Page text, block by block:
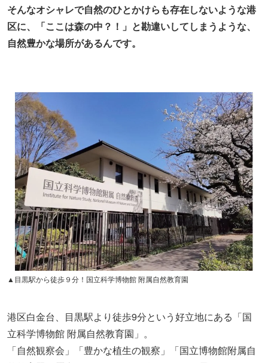
そんなオシャレで自然のひとかけらも存在しないような港
区に、「ここは森の中？！」と勘違いしてしまうような、
自然豊かな場所があるんです。
▲目黒駅から徒歩９分！国立科学博物館 附属自然教育園
港区白金台、目黒駅より徒歩9分という好立地にある「国
立科学博物館 附属自然教育園」。
「自然観察会」「豊かな植生の観察」「国立博物館附属自